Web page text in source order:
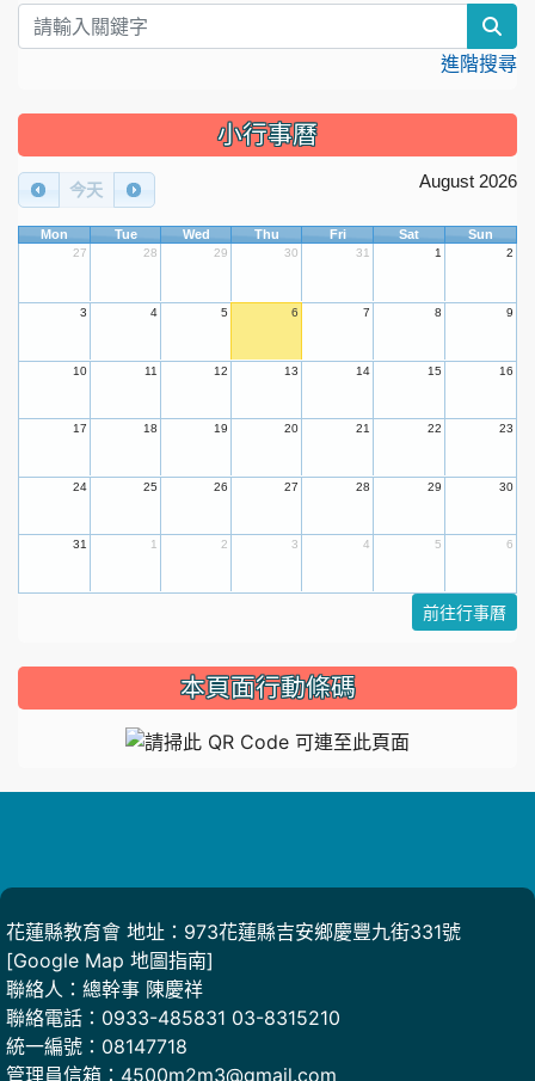
進階搜尋
小行事曆
今天 August 2026
Mon Tue Wed Thu Fri Sat Sun
27 28 29 30 31 1 2
3 4 5 6 7 8 9
10 11 12 13 14 15 16
17 18 19 20 21 22 23
24 25 26 27 28 29 30
31 1 2 3 4 5 6
前往行事曆
本頁面行動條碼
頁尾
花蓮縣教育會 地址：973花蓮縣吉安鄉慶豐九街331號
[Google Map 地圖指南]
聯絡人：總幹事 陳慶祥
聯絡電話：0933-485831 03-8315210
統一編號：08147718
管理員信箱：4500m2m3@gmail.com